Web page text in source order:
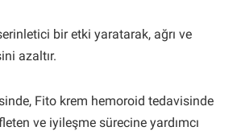
bir etki yaratarak, ağrı ve
azaltır.
Fito krem hemoroid tedavisinde
ve iyileşme sürecine yardımcı